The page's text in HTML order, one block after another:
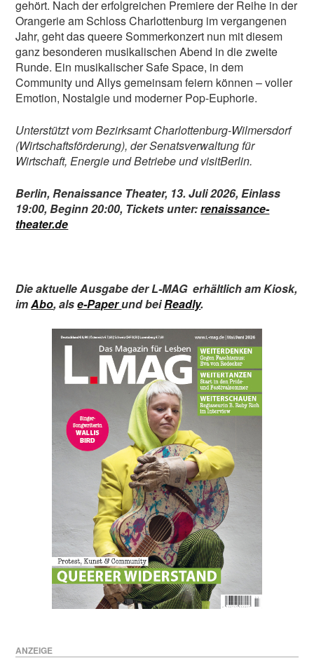
gehört. Nach der erfolgreichen Premiere der Reihe in der
Orangerie am Schloss Charlottenburg im vergangenen
Jahr, geht das queere Sommerkonzert nun mit diesem
ganz besonderen musikalischen Abend in die zweite
Runde. Ein musikalischer Safe Space, in dem
Community und Allys gemeinsam feiern können – voller
Emotion, Nostalgie und moderner Pop-Euphorie.
Unterstützt vom Bezirksamt Charlottenburg-Wilmersdorf
(Wirtschaftsförderung), der Senatsverwaltung für
Wirtschaft, Energie und Betriebe und visitBerlin.
Berlin, Renaissance Theater, 13. Juli 2026, Einlass
19:00, Beginn 20:00, Tickets unter:renaissance-
theater.de
Die aktuelle Ausgabe der L-MAG erhältlich am Kiosk,
imAbo,alse-Paperund beiReadly.
ANZEIGE